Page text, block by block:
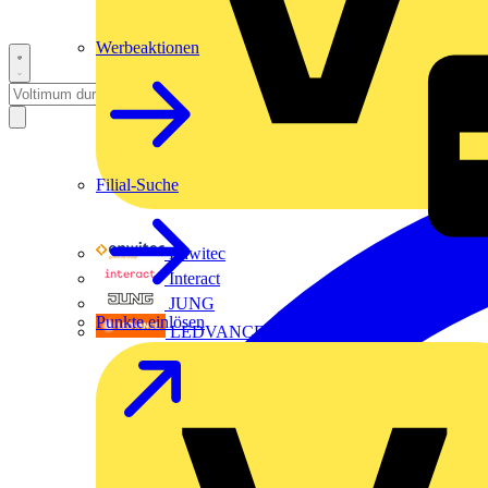
Enwitec
Interact
JUNG
LEDVANCE
Werbeaktionen
Filial-Suche
Punkte einlösen